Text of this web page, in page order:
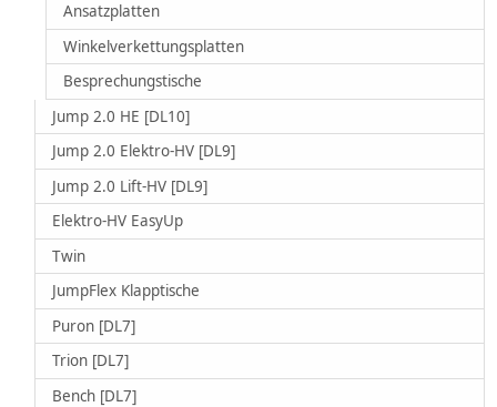
Ansatzplatten
Winkelverkettungsplatten
Besprechungstische
Jump 2.0 HE [DL10]
Jump 2.0 Elektro-HV [DL9]
Jump 2.0 Lift-HV [DL9]
Elektro-HV EasyUp
Twin
JumpFlex Klapptische
Puron [DL7]
Trion [DL7]
Bench [DL7]